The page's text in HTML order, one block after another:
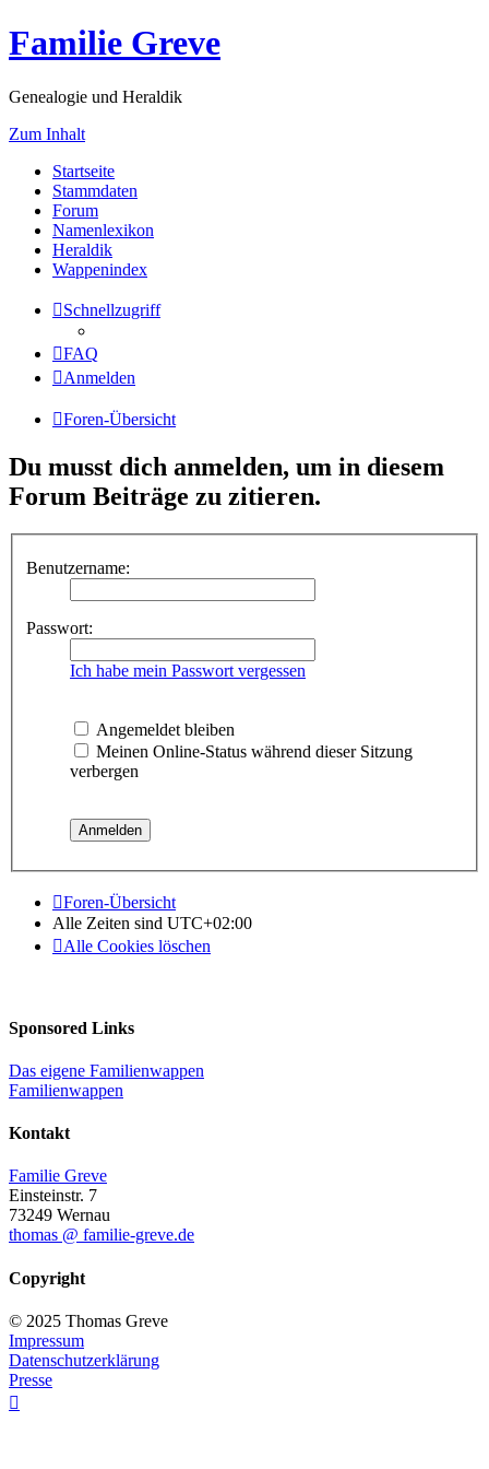
Familie Greve
Genealogie und Heraldik
Zum Inhalt
Startseite
Stammdaten
Forum
Namenlexikon
Heraldik
Wappenindex
Schnellzugriff
FAQ
Anmelden
Foren-Übersicht
Du musst dich anmelden, um in diesem
Forum Beiträge zu zitieren.
Benutzername:
Passwort:
Ich habe mein Passwort vergessen
Angemeldet bleiben
Meinen Online-Status während dieser Sitzung
verbergen
Foren-Übersicht
Alle Zeiten sind UTC+02:00
Alle Cookies löschen
Sponsored Links
Das eigene Familienwappen
Familienwappen
Kontakt
Familie Greve
Einsteinstr. 7
73249 Wernau
thomas @ familie-greve.de
Copyright
© 2025 Thomas Greve
Impressum
Datenschutzerklärung
Presse